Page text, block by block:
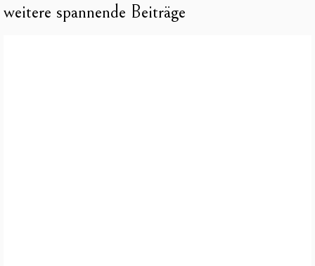
weitere spannende Beiträge